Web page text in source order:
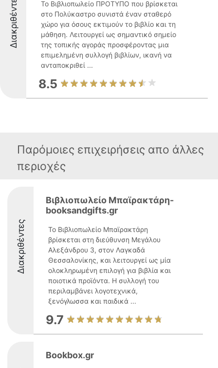
Διακριθέντες
Το Βιβλιοπωλείο ΠΡΟΤΥΠΟ που βρίσκεται
στο Πολύκαστρο συνιστά έναν σταθερό
χώρο για όσους εκτιμούν το βιβλίο και τη
μάθηση. Λειτουργεί ως σημαντικό σημείο
της τοπικής αγοράς προσφέροντας μια
επιμελημένη συλλογή βιβλίων, ικανή να
ανταποκριθεί ...
8.5
Παρόμοιες επιχειρήσεις απο άλλες
περιοχές
Διακριθέντες
Βιβλιοπωλείο Μπαϊρακτάρη-
booksandgifts.gr
Το Βιβλιοπωλείο Μπαϊρακτάρη
βρίσκεται στη διεύθυνση Μεγάλου
Αλεξάνδρου 3, στον Λαγκαδά
Θεσσαλονίκης, και λειτουργεί ως μία
ολοκληρωμένη επιλογή για βιβλία και
ποιοτικά προϊόντα. Η συλλογή του
περιλαμβάνει λογοτεχνικά,
ξενόγλωσσα και παιδικά ...
9.7
Bookbox.gr